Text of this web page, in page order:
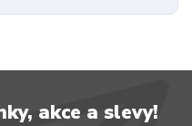
akce a slevy!